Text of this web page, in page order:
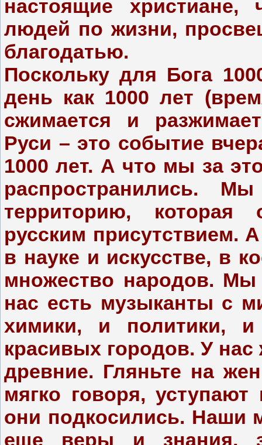
настоящие
людей по жизни,
благодатью.
Поскольку для Бога
день как 1000 лет
сжимается и
Руси – это событие
1000 лет. А что мы за
распространились.
территорию, которая
русским присутствием.
в науке и искусстве, в
множество народов. Мы
нас есть музыканты с
химики, и политики,
красивых городов. У
древние. Гляньте на
мягко говоря,
они подкосились. Наши
еще веры и знания,